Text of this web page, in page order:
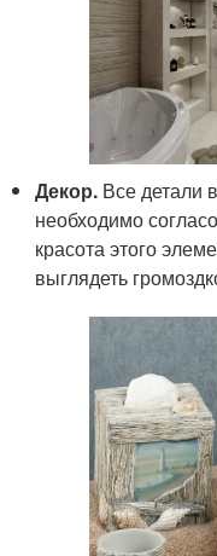
Декор. Все детали
необходимо
красота этого
выглядеть